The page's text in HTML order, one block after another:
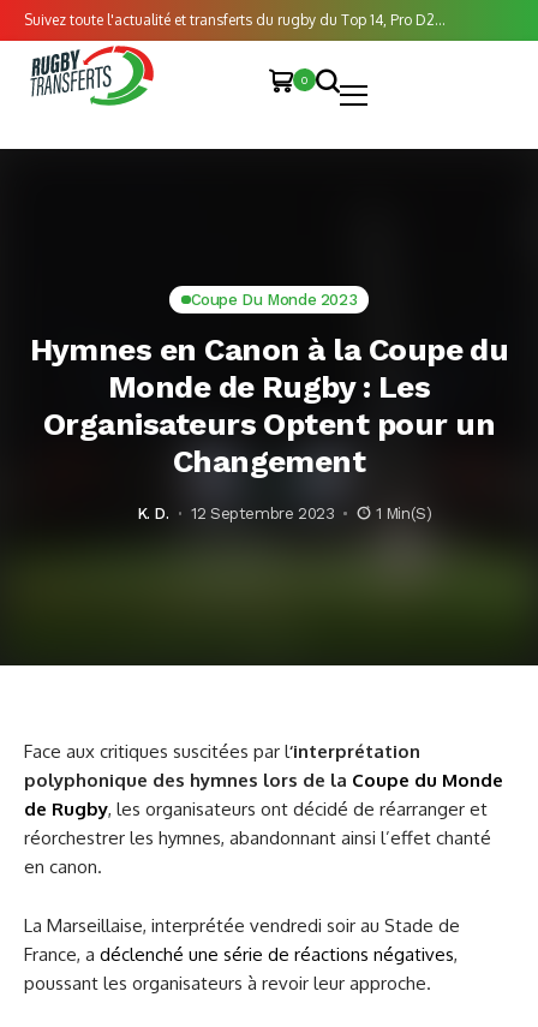
Suivez toute l'actualité et transferts du rugby du Top 14, Pro D2...
0
Coupe Du Monde 2023
Hymnes en Canon à la Coupe du
Monde de Rugby : Les
Organisateurs Optent pour un
Changement
K. D. 12 Septembre 2023 1 Min(s)
Face aux critiques suscitées par l‘interprétation
polyphonique des hymnes lors de la Coupe du Monde
de Rugby, les organisateurs ont décidé de réarranger et
réorchestrer les hymnes, abandonnant ainsi l’effet chanté
en canon.
La Marseillaise, interprétée vendredi soir au Stade de
France, a déclenché une série de réactions négatives,
poussant les organisateurs à revoir leur approche.